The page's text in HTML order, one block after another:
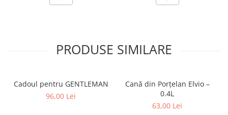
PRODUSE SIMILARE
Cadoul pentru GENTLEMAN
96,00 Lei
Cană din Porțelan Elvio –
0.4L
63,00 Lei